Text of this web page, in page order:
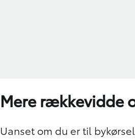
Mere rækkevidde
Uanset om du er til